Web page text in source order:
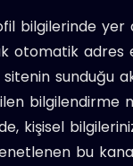
bilgilerinde yer
otomatik
sitenin
bilgilendirme
kişisel
bu